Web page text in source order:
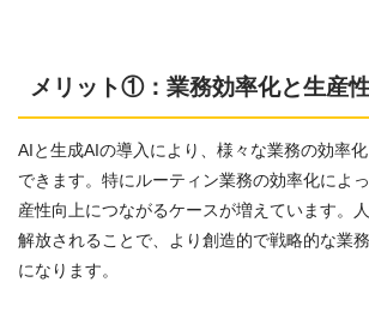
メリット①：業務効率化と生産
AIと生成AIの導入により、様々な業務の効率
できます。特にルーティン業務の効率化によ
産性向上につながるケースが増えています。
解放されることで、より創造的で戦略的な業
になります。